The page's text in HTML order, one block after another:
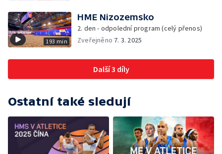
193 min
HME Nizozemsko
2. den - odpolední program (celý přenos)
Zveřejněno 7. 3. 2025
Další 3 díly
Ostatní také sledují